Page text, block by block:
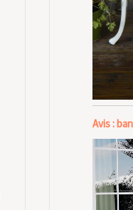
Avis :